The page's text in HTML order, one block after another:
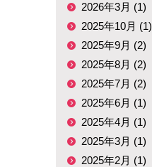
2026年3月 (1)
2025年10月 (1)
2025年9月 (2)
2025年8月 (2)
2025年7月 (2)
2025年6月 (1)
2025年4月 (1)
2025年3月 (1)
2025年2月 (1)